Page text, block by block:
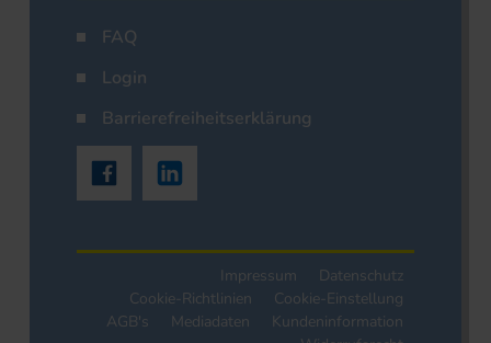
FAQ
Login
Barrierefreiheitserklärung
Impressum
Datenschutz
Cookie-Richtlinien
Cookie-Einstellung
AGB's
Mediadaten
Kundeninformation